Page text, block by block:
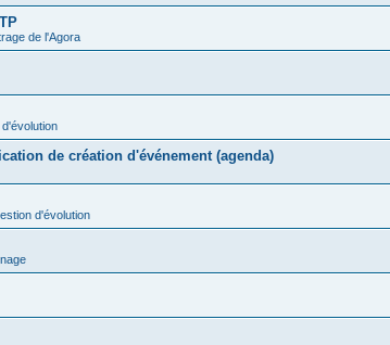
de l'Agora
de création d'événement (agenda)
d'évolution